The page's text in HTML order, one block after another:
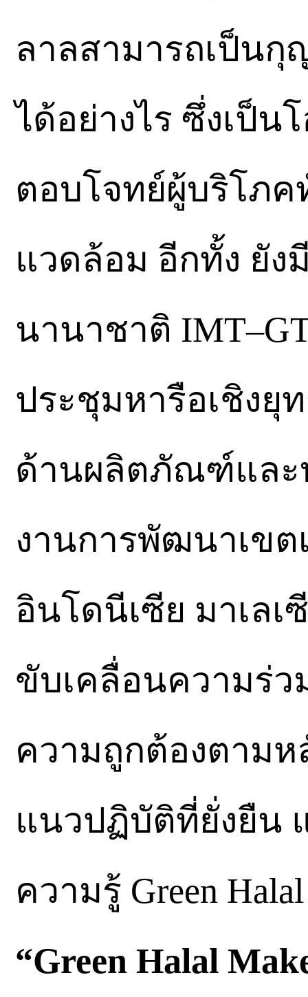
ลาลสามารถเป็น
ได้อย่างไร ซึ่งเป็
ตอบโจทย์ผู้บริโภ
แวดล้อม อีกทั้ง ยัง
นานาชาติ
ประชุมหารือเชิง
ด้านผลิตภัณฑ์และ
งานการพัฒนาเขต
อินโดนีเซีย มาเลเ
ขับเคลื่อนความร่
ความถูกต้องตามห
แนวปฏิบัติที่ยั่งยืน
ความรู้ Green
“Green Halal